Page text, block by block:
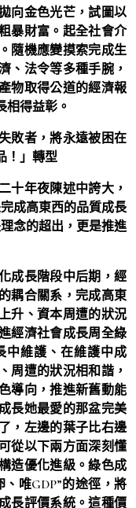
向金色光芒，試圖以
暴財富。起全社會介
隨機應變摸索完成生
、法令等多種手腕，
物取得公道的經濟報
相得益彰。
敗者，將永遠被困在
！」轉型
十年夜陳述中誇大，
成高東西的品質成長
念的超出，更是推進
成長階段中后期，經
耦合關系，完成高東
升、資本周遭的狀況
經濟社會成長周全綠
中維護、在維護中成
周遭的狀況相和諧，
導向，推進新舊動能
長她最愛的那盆完美
，左邊的葉子比右邊
從以下兩方面深刻懂
造優化進級。綠色成
唯GDP”的途徑，將
長評價系統。這種價